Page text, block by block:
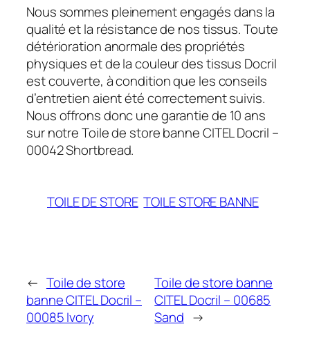
Nous sommes pleinement engagés dans la
qualité et la résistance de nos tissus. Toute
détérioration anormale des propriétés
physiques et de la couleur des tissus Docril
est couverte, à condition que les conseils
d’entretien aient été correctement suivis.
Nous offrons donc une garantie de 10 ans
sur notre Toile de store banne CITEL Docril –
00042 Shortbread.
TOILE DE STORE TOILE STORE BANNE
← Toile de store
banne CITEL Docril –
00085 Ivory
Toile de store banne
CITEL Docril – 00685
Sand →